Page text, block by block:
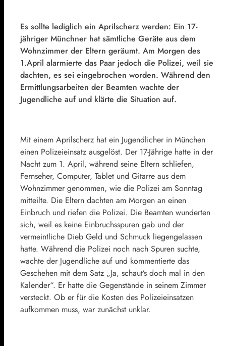
Es sollte lediglich ein Aprilscherz werden: Ein 17-
jähriger Münchner hat sämtliche Geräte aus dem
Wohnzimmer der Eltern geräumt. Am Morgen des
1.April alarmierte das Paar jedoch die Polizei, weil sie
dachten, es sei eingebrochen worden. Während den
Ermittlungsarbeiten der Beamten wachte der
Jugendliche auf und klärte die Situation auf.
Mit einem Aprilscherz hat ein Jugendlicher in München
einen Polizeieinsatz ausgelöst. Der 17-Jährige hatte in der
Nacht zum 1. April, während seine Eltern schliefen,
Fernseher, Computer, Tablet und Gitarre aus dem
Wohnzimmer genommen, wie die Polizei am Sonntag
mitteilte. Die Eltern dachten am Morgen an einen
Einbruch und riefen die Polizei. Die Beamten wunderten
sich, weil es keine Einbruchsspuren gab und der
vermeintliche Dieb Geld und Schmuck liegengelassen
hatte. Während die Polizei noch nach Spuren suchte,
wachte der Jugendliche auf und kommentierte das
Geschehen mit dem Satz „Ja, schaut’s doch mal in den
Kalender“. Er hatte die Gegenstände in seinem Zimmer
versteckt. Ob er für die Kosten des Polizeieinsatzen
aufkommen muss, war zunächst unklar.